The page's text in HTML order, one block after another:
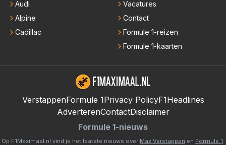
Audi
Alpine
Cadillac
Vacatures
Contact
Formule 1-reizen
Formule 1-kaarten
VerstappenFormule 1Privacy PolicyF1Headlines
AdverterenContactDisclaimer
Formule 1-nieuws
Op F1Maximaal.nl vind je het laatste nieuws over Max Verstappen en Formule 1